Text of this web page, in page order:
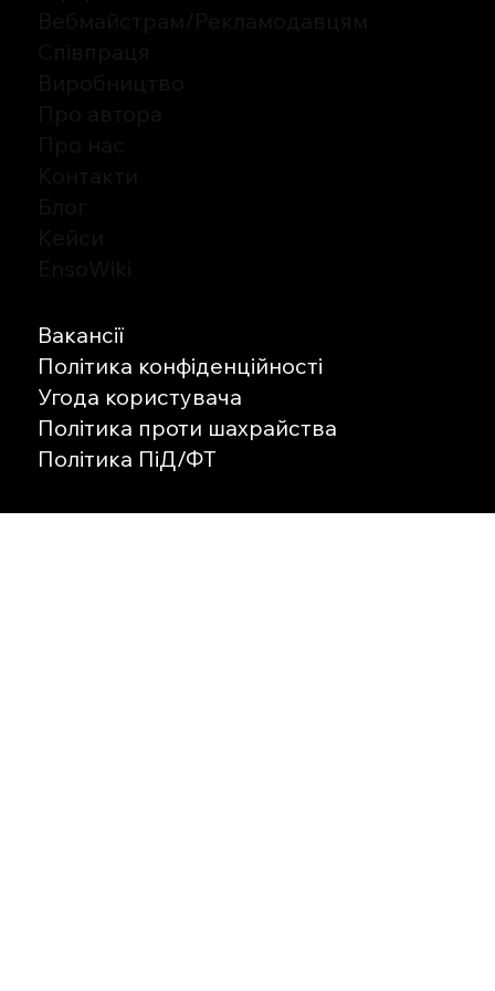
Вакансії
Політика конфіденційності
Угода користувача
Політика проти шахрайства
Політика ПіД/ФТ